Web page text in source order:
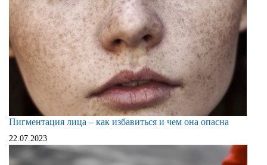
Пигментация лица – как избавиться и чем она опасна
22.07.2023